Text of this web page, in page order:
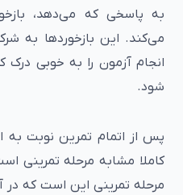
به پاسخی که می‌دهد،
می‌کند. این بازخوردها به
انجام آزمون را به خوبی درک
شود.
پس از اتمام تمرین نوبت به
کاملا مشابه مرحله تمرینی
مرحله تمرینی این است که